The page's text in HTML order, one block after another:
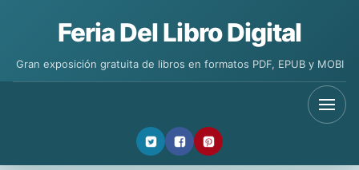
Feria Del Libro Digital
Gran exposición gratuita de libros en formatos PDF, EPUB y MOBI